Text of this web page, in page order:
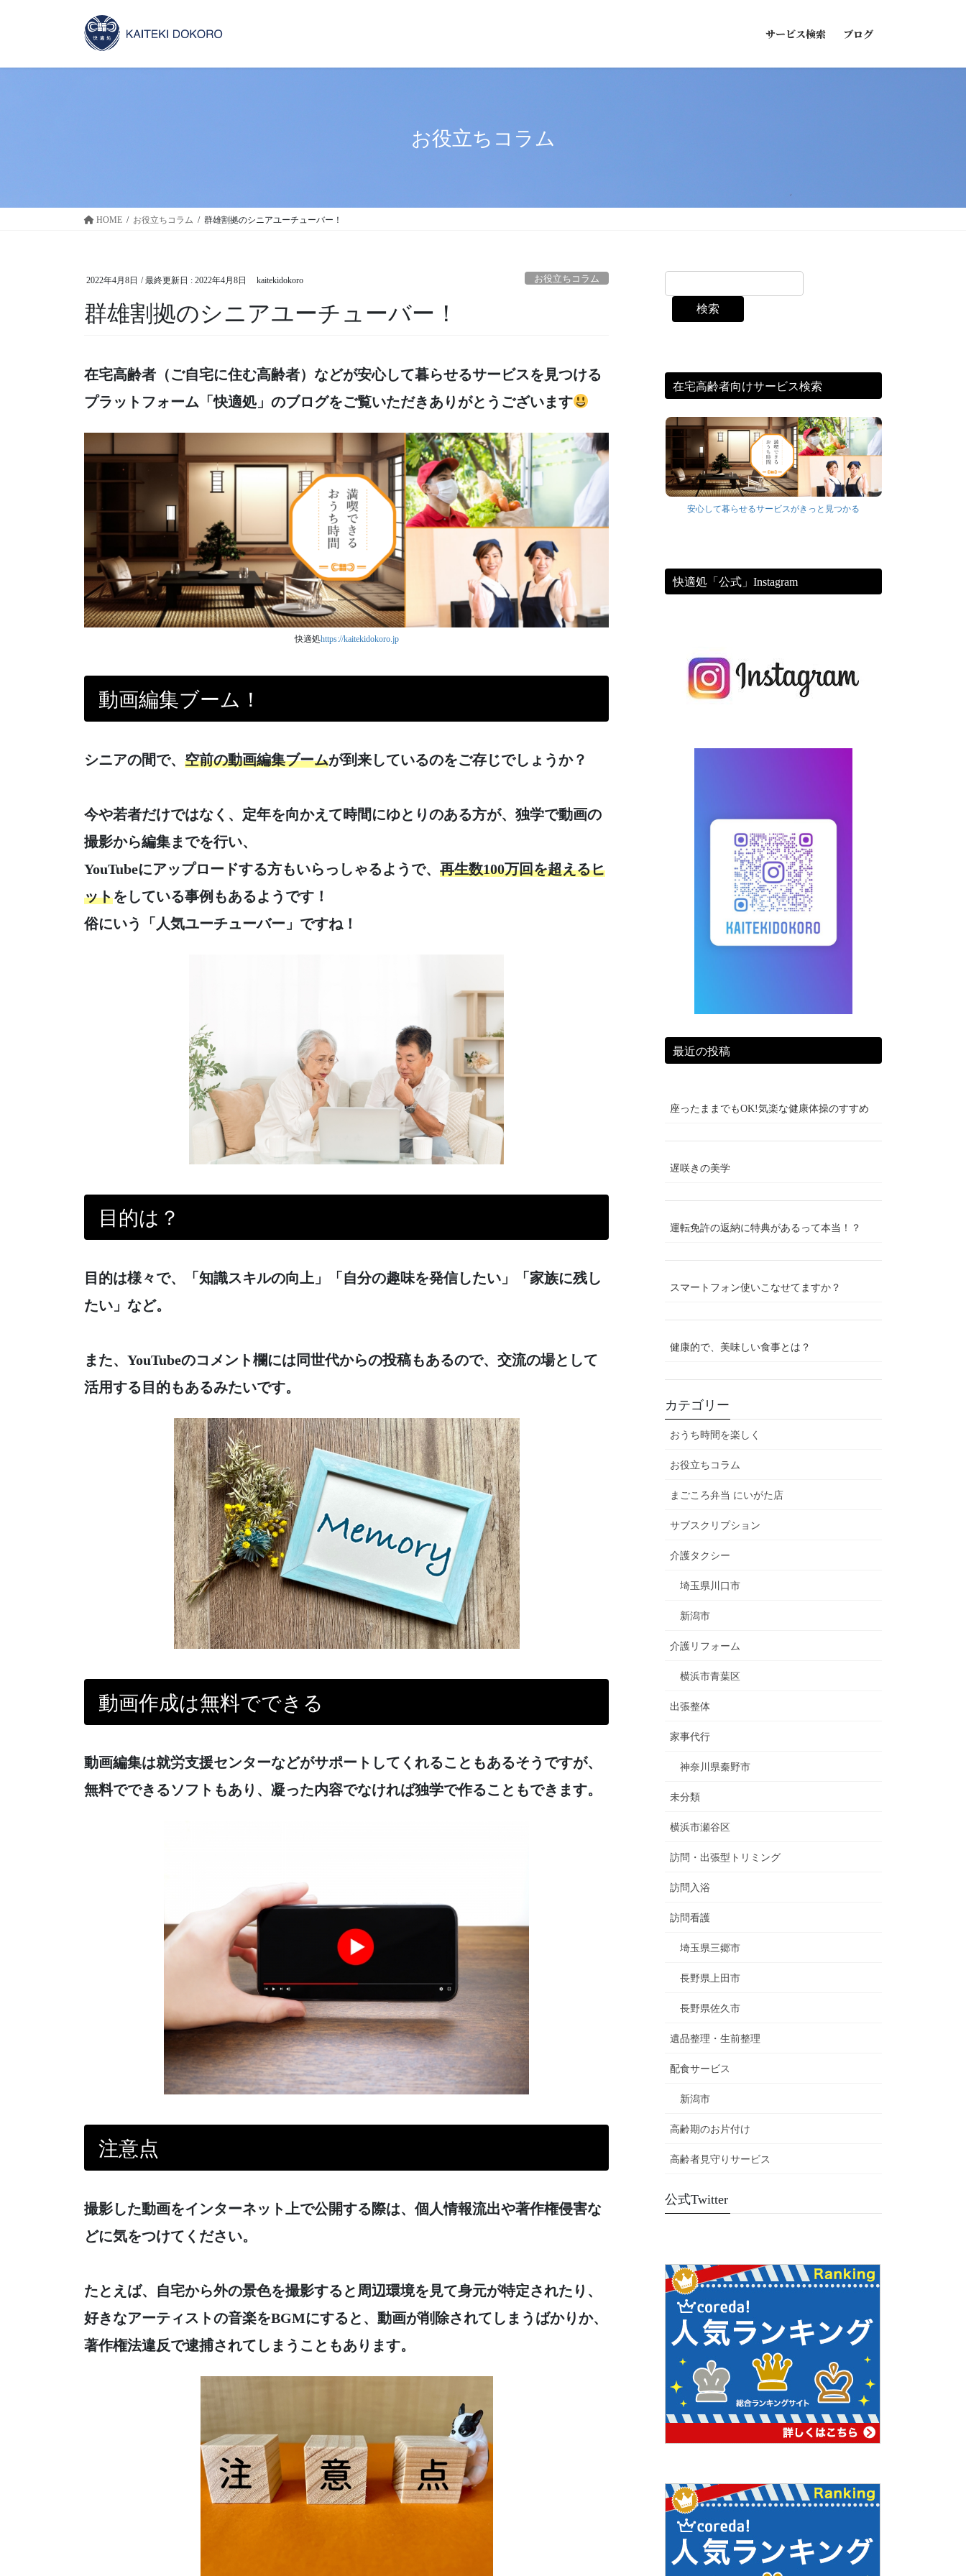
サービス検索 ブログ
お役立ちコラム
HOME お役立ちコラム 群雄割拠のシニアユーチューバー！
2022年4月8日 / 最終更新日 : 2022年4月8日 kaitekidokoro お役立ちコラム
群雄割拠のシニアユーチューバー！
在宅高齢者（ご自宅に住む高齢者）などが安心して暮らせるサービスを見つける
プラットフォーム「快適処」のブログをご覧いただきありがとうございます
快適処https://kaitekidokoro.jp
動画編集ブーム！
シニアの間で、 空前の動画編集ブームが到来しているのをご存じでしょうか？
今や若者だけではなく、定年を向かえて時間にゆとりのある方が、独学で動画の
撮影から編集までを行い、
YouTubeにアップロードする方もいらっしゃるようで、 再生数100万回を超えるヒ
ットをしている事例もあるようです！
俗にいう「人気ユーチューバー」ですね！
目的は？
目的は様々で、「知識スキルの向上」「自分の趣味を発信したい」「家族に残し
たい」など。
また、YouTubeのコメント欄には同世代からの投稿もあるので、交流の場として
活用する目的もあるみたいです。
動画作成は無料でできる
動画編集は就労支援センターなどがサポートしてくれることもあるそうですが、
無料でできるソフトもあり、凝った内容でなければ独学で作ることもできます。
注意点
撮影した動画をインターネット上で公開する際は、個人情報流出や著作権侵害な
どに気をつけてください。
たとえば、自宅から外の景色を撮影すると周辺環境を見て身元が特定されたり、
好きなアーティストの音楽をBGMにすると、動画が削除されてしまうばかりか、
著作権法違反で逮捕されてしまうこともあります。
検索
在宅高齢者向けサービス検索
安心して暮らせるサービスがきっと見つかる
快適処「公式」Instagram
最近の投稿
座ったままでもOK!気楽な健康体操のすすめ
遅咲きの美学
運転免許の返納に特典があるって本当！？
スマートフォン使いこなせてますか？
健康的で、美味しい食事とは？
カテゴリー
おうち時間を楽しく
お役立ちコラム
まごころ弁当 にいがた店
サブスクリプション
介護タクシー
埼玉県川口市
新潟市
介護リフォーム
横浜市青葉区
出張整体
家事代行
神奈川県秦野市
未分類
横浜市瀬谷区
訪問・出張型トリミング
訪問入浴
訪問看護
埼玉県三郷市
長野県上田市
長野県佐久市
遺品整理・生前整理
配食サービス
新潟市
高齢期のお片付け
高齢者見守りサービス
公式Twitter